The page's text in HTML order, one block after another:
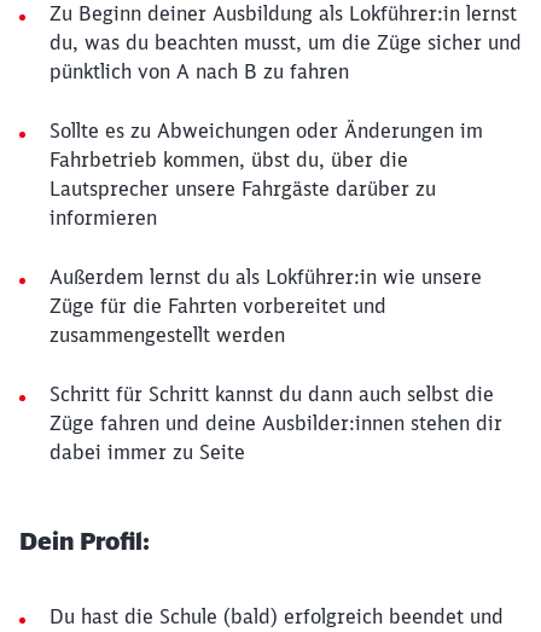
Zu Beginn deiner Ausbildung als Lokführer:in lernst
du, was du beachten musst, um die Züge sicher und
pünktlich von A nach B zu fahren
Sollte es zu Abweichungen oder Änderungen im
Fahrbetrieb kommen, übst du, über die
Lautsprecher unsere Fahrgäste darüber zu
informieren
Außerdem lernst du als Lokführer:in wie unsere
Züge für die Fahrten vorbereitet und
zusammengestellt werden
Schritt für Schritt kannst du dann auch selbst die
Züge fahren und deine Ausbilder:innen stehen dir
dabei immer zu Seite
Dein Profil:
Du hast die Schule (bald) erfolgreich beendet und